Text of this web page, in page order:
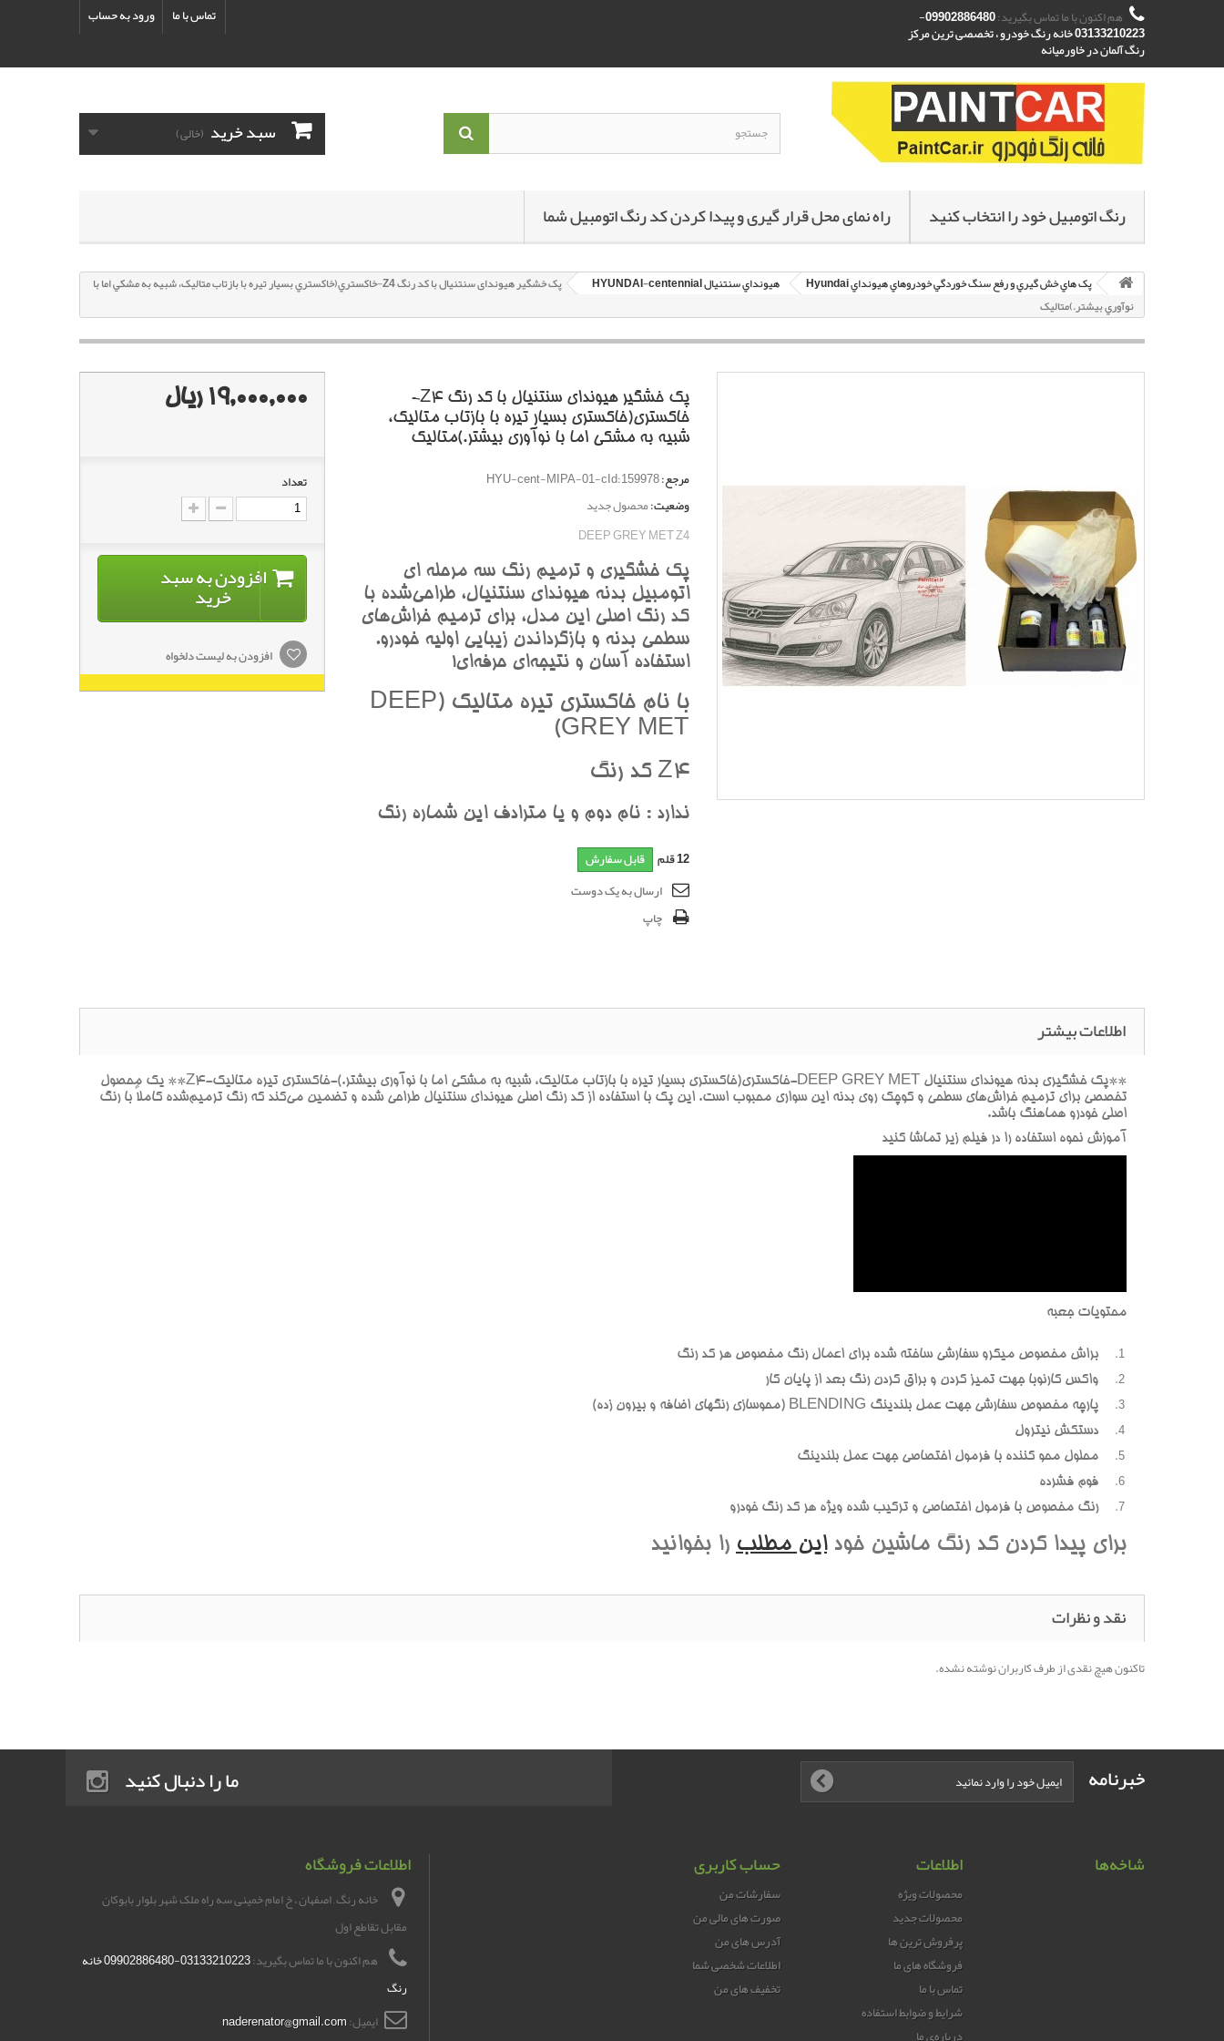
ورود به حساب تماس با ما هم اکنون با ما تماس بگیرید: 09902886480-
03133210223 خانه رنگ خودرو ، تخصصی ترین مرکز
رنگ آلمان در خاورمیانه
سبد خرید (خالی)
رنگ اتومبیل خود را انتخاب کنید راه نمای محل قرار گیری و پیدا کردن کد رنگ اتومبیل شما
پک هاي خش گيري و رفع سنگ خوردگي خودروهاي هيونداي Hyundai هيونداي سنتنيال HYUNDAI-centennial
پک خشگير هیوندای سنتنیال با کد رنگ Z4-خاکستري(خاکستري بسيار تيره با بازتاب متاليک، شبيه به مشکي اما با
نوآوري بيشتر.)متاليک
پک خشگير هیوندای سنتنیال با کد رنگ Z4-
خاکستري(خاکستري بسيار تيره با بازتاب متاليک،
شبيه به مشکي اما با نوآوري بيشتر.)متاليک
مرجع:HYU-cent-MIPA-01-cId:159978
وضعیت:محصول جدید
DEEP GREY MET Z4
پک خشگيري و ترميم رنگ سه مرحله اي
اتومبيل بدنه هيونداي سنتنيال، طراحي‌شده با
کد رنگ اصلي اين مدل، براي ترميم خراش‌هاي
سطحي بدنه و بازگرداندن زيبايي اوليه خودرو.
استفاده آسان و نتيجه‌اي حرفه‌اي!
با نام خاکستري تيره متاليک (DEEP
GREY MET)
Z4 کد رنگ
ندارد : نام دوم و يا مترادف اين شماره رنگ
12قلم قابل سفارش
ارسال به یک دوست
چاپ
19,000,000 ریال
تعداد
افزودن به سبد
خرید
افزودن به لیست دلخواه
اطلاعات بیشتر
**پک خشگيري بدنه هيونداي سنتنيال DEEP GREY MET-خاکستري(خاکستري بسيار تيره با بازتاب متاليک، شبيه به مشکي اما با نوآوري بيشتر.)-خاکستري تيره متاليک-Z4** يک محصول
تخصصي براي ترميم خراش‌هاي سطحي و کوچک روي بدنه اين سواري محبوب است. اين پک با استفاده از کد رنگ اصلي هيونداي سنتنيال طراحي شده و تضمين مي‌کند که رنگ ترميم‌شده کاملاً با رنگ
اصلي خودرو هماهنگ باشد.
آموزش نحوه استفاده را در فيلم زير تماشا کنيد
محتويات جعبه
براش مخصوص ميکرو سفارشي ساخته شده براي اعمال رنگ مخصوص هر کد رنگ
واکس کارنوبا جهت تميز کردن و براق کردن رنگ بعد از پايان کار
پارچه مخصوص سفارشي جهت عمل بلندينگ BLENDING (محوسازي رنگهاي اضافه و بيرون زده)
دستکش نيترول
محلول محو کننده با فرمول اختصاصي جهت عمل بلندينگ
فوم فشرده
رنگ مخصوص با فرمول اختصاصي و ترکيب شده ويژه هر کد رنگ خودرو
براي پيدا کردن کد رنگ ماشين خوداين مطلب را بخوانيد
نقد و نظرات
تاکنون هیچ نقدی از طرف کاربران نوشته نشده.
خبرنامه ما را دنبال کنید
شاخه‌ها اطلاعات
محصولات ویژه
محصولات جدید
پرفروش ترین‌ ها
فروشگاه های ما
تماس با ما
شرایط و ضوابط استفاده
حساب کاربری
سفارشات من
صورت های مالی من
آدرس های من
اطلاعات شخصی شما
تخفیف های من
اطلاعات فروشگاه
خانه رنگ , اصفهان ، خ امام خمینی سه راه ملک شهر بلوار بابوکان
مقابل تقاطع اول
هم اکنون با ما تماس بگیرید:
03133210223-09902886480 خانه
رنگ
ایمیل:naderenator@gmail.com